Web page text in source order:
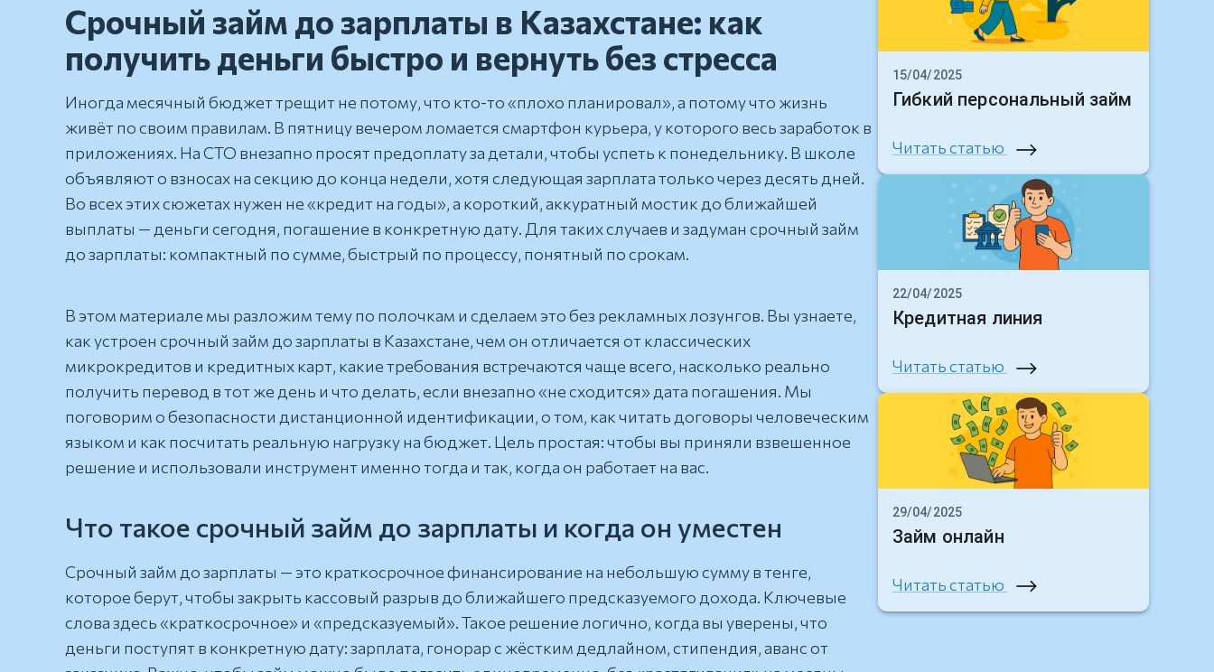
Срочный займ до зарплаты в Казахстане: как
получить деньги быстро и вернуть без стресса
Иногда месячный бюджет трещит не потому, что кто-то «плохо планировал», а потому что жизнь
живёт по своим правилам. В пятницу вечером ломается смартфон курьера, у которого весь заработок в
приложениях. На СТО внезапно просят предоплату за детали, чтобы успеть к понедельнику. В школе
объявляют о взносах на секцию до конца недели, хотя следующая зарплата только через десять дней.
Во всех этих сюжетах нужен не «кредит на годы», а короткий, аккуратный мостик до ближайшей
выплаты — деньги сегодня, погашение в конкретную дату. Для таких случаев и задуман срочный займ
до зарплаты: компактный по сумме, быстрый по процессу, понятный по срокам.
В этом материале мы разложим тему по полочкам и сделаем это без рекламных лозунгов. Вы узнаете,
как устроен срочный займ до зарплаты в Казахстане, чем он отличается от классических
микрокредитов и кредитных карт, какие требования встречаются чаще всего, насколько реально
получить перевод в тот же день и что делать, если внезапно «не сходится» дата погашения. Мы
поговорим о безопасности дистанционной идентификации, о том, как читать договоры человеческим
языком и как посчитать реальную нагрузку на бюджет. Цель простая: чтобы вы приняли взвешенное
решение и использовали инструмент именно тогда и так, когда он работает на вас.
Что такое срочный займ до зарплаты и когда он уместен
Срочный займ до зарплаты — это краткосрочное финансирование на небольшую сумму в тенге,
которое берут, чтобы закрыть кассовый разрыв до ближайшего предсказуемого дохода. Ключевые
слова здесь «краткосрочное» и «предсказуемый». Такое решение логично, когда вы уверены, что
деньги поступят в конкретную дату: зарплата, гонорар с жёстким дедлайном, стипендия, аванс от
15/04/2025
Гибкий персональный займ
Читать статью
22/04/2025
Кредитная линия
Читать статью
29/04/2025
Займ онлайн
Читать статью